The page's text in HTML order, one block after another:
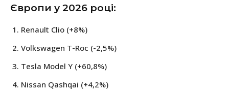
Європи у 2026 році:
Renault Clio (+8%)
Volkswagen T-Roc (-2,5%)
Tesla Model Y (+60,8%)
Nissan Qashqai (+4,2%)